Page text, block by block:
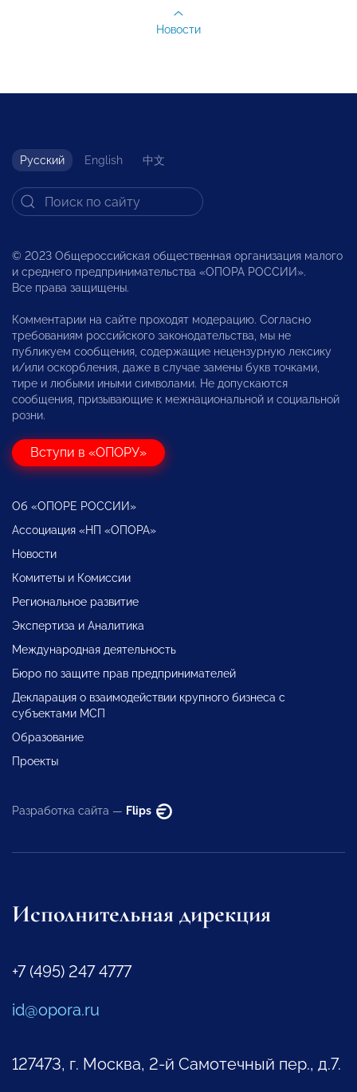
Новости
Русский English 中文
© 2023 Общероссийская общественная организация малого
и среднего предпринимательства «ОПОРА РОССИИ».
Все права защищены.
Комментарии на сайте проходят модерацию. Согласно
требованиям российского законодательства, мы не
публикуем сообщения, содержащие нецензурную лексику
и/или оскорбления, даже в случае замены букв точками,
тире и любыми иными символами. Не допускаются
сообщения, призывающие к межнациональной и социальной
розни.
Вступи в «ОПОРУ»
Об «ОПОРЕ РОССИИ»
Ассоциация «НП «ОПОРА»
Новости
Комитеты и Комиссии
Региональное развитие
Экспертиза и Аналитика
Международная деятельность
Бюро по защите прав предпринимателей
Декларация о взаимодействии крупного бизнеса с
субъектами МСП
Образование
Проекты
Разработка сайта — Flips
Исполнительная дирекция
+7 (495) 247 4777
id@opora.ru
127473, г. Москва, 2-й Самотечный пер., д.7.